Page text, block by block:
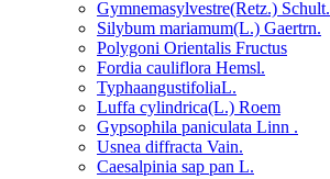
Gymnemasylvestre(Retz.) Schult.
Silybum mariamum(L.) Gaertrn.
Polygoni Orientalis Fructus
Fordia cauliflora Hemsl.
TyphaangustifoliaL.
Luffa cylindrica(L.) Roem
Gypsophila paniculata Linn .
Usnea diffracta Vain.
Caesalpinia sap pan L.